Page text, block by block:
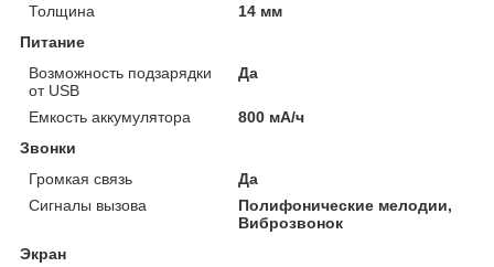
Толщина
14 мм
Питание
Возможность подзарядки
от USB
Да
Емкость аккумулятора
800 мА/ч
Звонки
Громкая связь
Да
Сигналы вызова
Полифонические мелодии,
Виброзвонок
Экран